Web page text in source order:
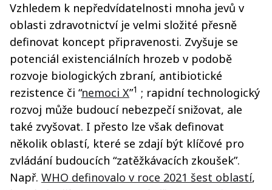
Vzhledem k nepředvídatelnosti mnoha jevů v
oblasti zdravotnictví je velmi složité přesně
definovat koncept připravenosti. Zvyšuje se
potenciál existenciálních hrozeb v podobě
rozvoje biologických zbraní, antibiotické
rezistence či “nemoci X”1 ; rapidní technologický
rozvoj může budoucí nebezpečí snižovat, ale
také zvyšovat. I přesto lze však definovat
několik oblastí, které se zdají být klíčové pro
zvládání budoucích “zatěžkávacích zkoušek”.
Např. WHO definovalo v roce 2021 šest oblastí,